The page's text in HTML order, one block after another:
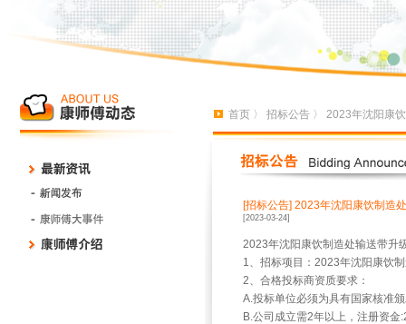
首页 〉 招标公告 〉 2023年沈阳康
[招标公告] 2023年沈阳康饮制造
[2023-03-24]
2023年沈阳康饮制造处输送带升
1、招标项目：2023年沈阳康饮
2、合格投标商资质要求：
A.投标单位必须为具有国家核准
B.公司成立需2年以上，注册资